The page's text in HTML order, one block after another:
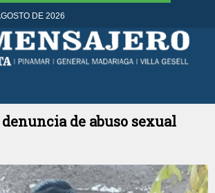
DE 2026
de abuso sexual